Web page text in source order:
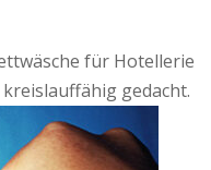
für Hotellerie
gedacht.